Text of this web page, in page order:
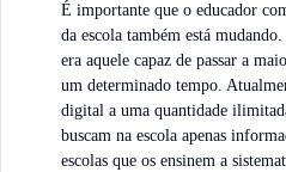
É importante que o educador
da escola também está
era aquele capaz de passar a
um determinado tempo.
digital a uma quantidade
buscam na escola apenas
escolas que os ensinem a